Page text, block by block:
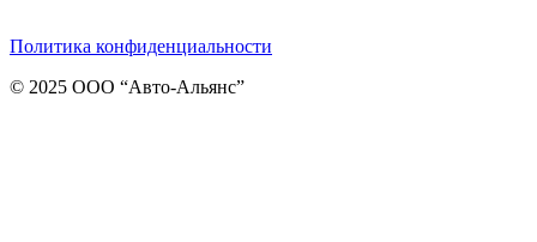
Политика конфиденциальности
© 2025 ООО “Авто-Альянс”